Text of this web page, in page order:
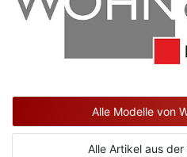
Alle Modelle von
Alle Artikel aus der